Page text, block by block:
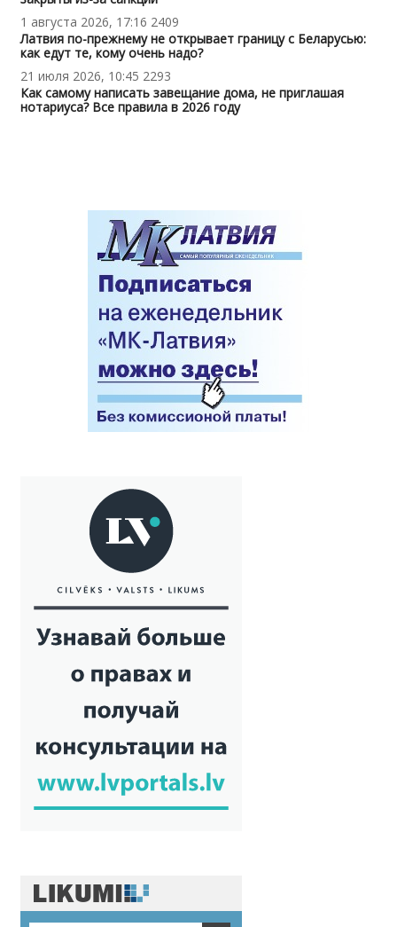
1 августа 2026, 17:16 2409
Латвия по-прежнему не открывает границу с Беларусью:
как едут те, кому очень надо?
21 июля 2026, 10:45 2293
Как самому написать завещание дома, не приглашая
нотариуса? Все правила в 2026 году